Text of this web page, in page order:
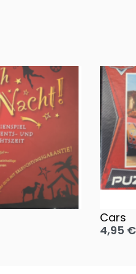
Cars
4,95 €